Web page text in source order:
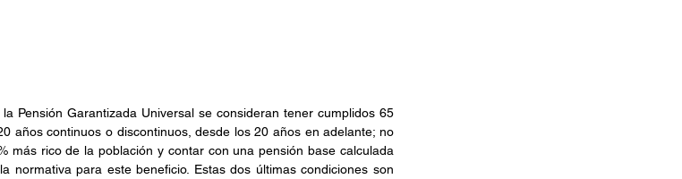
Pensión Garantizada Universal se consideran tener cumplidos 65
años continuos o discontinuos, desde los 20 años en adelante; no
más rico de la población y contar con una pensión base calculada
normativa para este beneficio. Estas dos últimas condiciones son